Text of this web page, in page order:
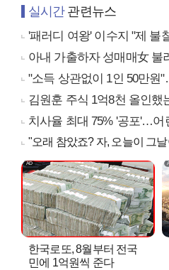
실시간관련뉴스
'패러디 여왕' 이수지 "제 불
아내 가출하자 성매매女 불
"소득 상관없이 1인 50만원
김원훈 주식 1억8천 올인
치사율 최대 75% '공포'…어
"오래 참았죠? 자, 오늘이 그
한국로또, 8월부터 전국
민에 1억원씩 준다